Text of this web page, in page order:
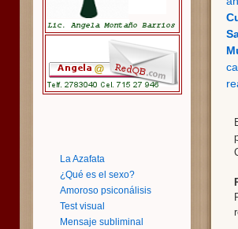
La Azafata
¿Qué es el sexo?
Amoroso psiconálisis
Test visual
Mensaje subliminal